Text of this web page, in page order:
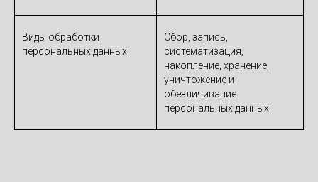
Виды обработки
персональных данных
Сбор, запись,
систематизация,
накопление, хранение,
уничтожение и
обезличивание
персональных данных